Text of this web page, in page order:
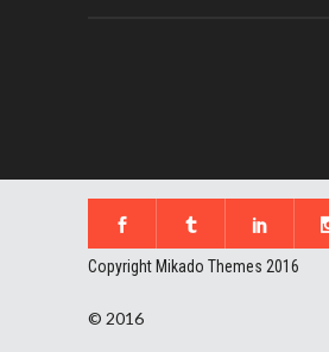
Copyright Mikado Themes 2016
© 2016